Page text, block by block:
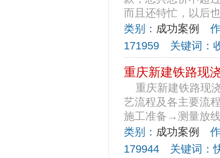
而且还特忙，以后
类别： 成功案例
作
171959 关键词：
重庆新建铁路现
重庆新建铁路现
艺流程及各主要
施工准备→测量放
类别： 成功案例
作
179944 关键词：